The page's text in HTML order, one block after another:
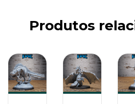
Produtos